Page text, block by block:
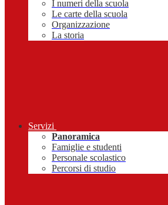
I numeri della scuola
Le carte della scuola
Organizzazione
La storia
Servizi
Panoramica
Famiglie e studenti
Personale scolastico
Percorsi di studio